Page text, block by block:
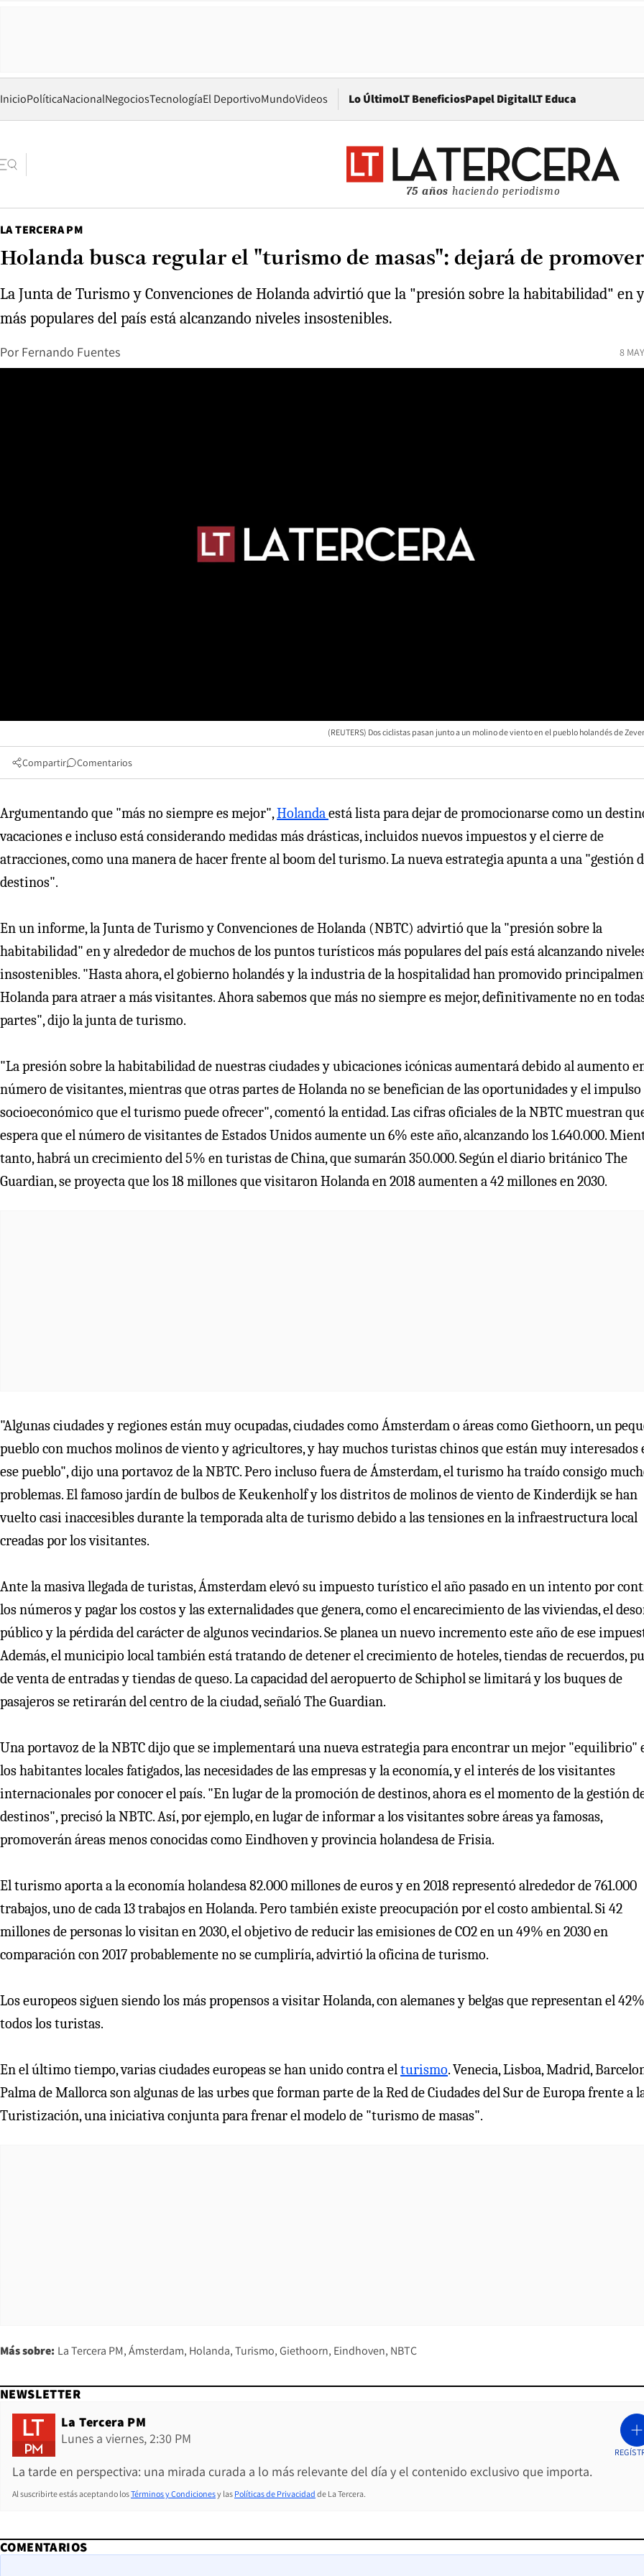
InicioPolíticaNacionalNegociosTecnologíaEl DeportivoMundoVideos Lo ÚltimoLT BeneficiosPapel DigitalOpens in new window
LT Educa
75 años haciendo periodismo
LA TERCERA PM
Holanda busca regular el "turismo de masas": dejará de
La Junta de Turismo y Convenciones de Holanda advirtió que la "presión sobre la habitabilidad"
más populares del país está alcanzando niveles insostenibles.
Por Fernando Fuentes 8
(REUTERS) Dos ciclistas pasan junto a un molino de viento en el pueblo holandés de
Compartir Comentarios
Argumentando que "más no siempre es mejor",Holandaestá lista para dejar de promocionarse como un
vacaciones e incluso está considerando medidas más drásticas, incluidos nuevos impuestos y el cierre de
atracciones, como una manera de hacer frente al boom del turismo. La nueva estrategia apunta a una "gestión
destinos".
En un informe, la Junta de Turismo y Convenciones de Holanda (NBTC) advirtió que la "presión sobre la
habitabilidad" en y alrededor de muchos de los puntos turísticos más populares del país está alcanzando
insostenibles. "Hasta ahora, el gobierno holandés y la industria de la hospitalidad han promovido
Holanda para atraer a más visitantes. Ahora sabemos que más no siempre es mejor, definitivamente no en
partes", dijo la junta de turismo.
"La presión sobre la habitabilidad de nuestras ciudades y ubicaciones icónicas aumentará debido al aumento
número de visitantes, mientras que otras partes de Holanda no se benefician de las oportunidades y el impulso
socioeconómico que el turismo puede ofrecer", comentó la entidad. Las cifras oficiales de la NBTC muestran
espera que el número de visitantes de Estados Unidos aumente un 6% este año, alcanzando los 1.640.000.
tanto, habrá un crecimiento del 5% en turistas de China, que sumarán 350.000. Según el diario británico The
Guardian, se proyecta que los 18 millones que visitaron Holanda en 2018 aumenten a 42 millones en 2030.
"Algunas ciudades y regiones están muy ocupadas, ciudades como Ámsterdam o áreas como Giethoorn, un
pueblo con muchos molinos de viento y agricultores, y hay muchos turistas chinos que están muy interesados
ese pueblo", dijo una portavoz de la NBTC. Pero incluso fuera de Ámsterdam, el turismo ha traído consigo
problemas. El famoso jardín de bulbos de Keukenholf y los distritos de molinos de viento de Kinderdijk se han
vuelto casi inaccesibles durante la temporada alta de turismo debido a las tensiones en la infraestructura local
creadas por los visitantes.
Ante la masiva llegada de turistas, Ámsterdam elevó su impuesto turístico el año pasado en un intento por
los números y pagar los costos y las externalidades que genera, como el encarecimiento de las viviendas, el
público y la pérdida del carácter de algunos vecindarios. Se planea un nuevo incremento este año de ese
Además, el municipio local también está tratando de detener el crecimiento de hoteles, tiendas de recuerdos,
de venta de entradas y tiendas de queso. La capacidad del aeropuerto de Schiphol se limitará y los buques de
pasajeros se retirarán del centro de la ciudad, señaló The Guardian.
Una portavoz de la NBTC dijo que se implementará una nueva estrategia para encontrar un mejor "equilibrio"
los habitantes locales fatigados, las necesidades de las empresas y la economía, y el interés de los visitantes
internacionales por conocer el país. "En lugar de la promoción de destinos, ahora es el momento de la gestión
destinos", precisó la NBTC. Así, por ejemplo, en lugar de informar a los visitantes sobre áreas ya famosas,
promoverán áreas menos conocidas como Eindhoven y provincia holandesa de Frisia.
El turismo aporta a la economía holandesa 82.000 millones de euros y en 2018 representó alrededor de 761.000
trabajos, uno de cada 13 trabajos en Holanda. Pero también existe preocupación por el costo ambiental. Si 42
millones de personas lo visitan en 2030, el objetivo de reducir las emisiones de CO2 en un 49% en 2030 en
comparación con 2017 probablemente no se cumpliría, advirtió la oficina de turismo.
Los europeos siguen siendo los más propensos a visitar Holanda, con alemanes y belgas que representan el
todos los turistas.
En el último tiempo, varias ciudades europeas se han unido contra elturismo. Venecia, Lisboa, Madrid,
Palma de Mallorca son algunas de las urbes que forman parte de la Red de Ciudades del Sur de Europa frente a
Turistización, una iniciativa conjunta para frenar el modelo de "turismo de masas".
Más sobre: La Tercera PM Ámsterdam Holanda Turismo Giethoorn Eindhoven NBTC
NEWSLETTER
La Tercera PM
Lunes a viernes, 2:30 PM
La tarde en perspectiva: una mirada curada a lo más relevante del día y el contenido exclusivo que importa.
Al suscribirte estás aceptando losTérminos y Condicionesy las Políticas de Privacidad de La Tercera.
COMENTARIOS